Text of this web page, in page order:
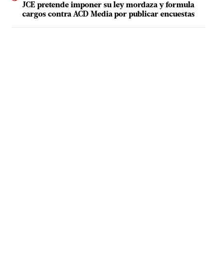
JCE pretende imponer su ley mordaza y formula
cargos contra ACD Media por publicar encuestas